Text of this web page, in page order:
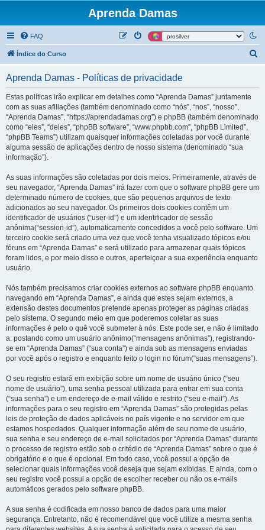
Aprenda Damas
FAQ
Índice do Curso
Aprenda Damas - Políticas de privacidade
Estas políticas irão explicar em detalhes como “Aprenda Damas” juntamente
com as suas afiliações (também denominado como “nós”, “nos”, “nosso”,
“Aprenda Damas”, “https://aprendadamas.org”) e phpBB (também denominado
como “eles”, “deles”, “phpBB software”, “www.phpbb.com”, “phpBB Limited”,
“phpBB Teams”) utilizam quaisquer informações coletadas por você durante
alguma sessão de aplicações dentro de nosso sistema (denominado “sua
informação”).
As suas informações são coletadas por dois meios. Primeiramente, através de
seu navegador, “Aprenda Damas” irá fazer com que o software phpBB gere um
determinado número de cookies, que são pequenos arquivos de texto
adicionados ao seu navegador. Os primeiros dois cookies contêm um
identificador de usuários (“user-id”) e um identificador de sessão
anônima(“session-id”), automaticamente concedidos a você pelo software. Um
terceiro cookie será criado uma vez que você tenha visualizado tópicos e/ou
fóruns em “Aprenda Damas” e será utilizado para armazenar quais tópicos
foram lidos, e por meio disso e outros, aperfeiçoar a sua experiência enquanto
usuário.
Nós também precisamos criar cookies externos ao software phpBB enquanto
navegando em “Aprenda Damas”, e ainda que estes sejam externos, a
extensão destes documentos pretende apenas proteger as páginas criadas
pelo sistema. O segundo meio em que poderemos coletar as suas
informações é pelo o quê você submeter à nós. Este pode ser, e não é limitado
a: postando como um usuário anônimo(“mensagens anônimas”), registrando-
se em “Aprenda Damas” (“sua conta”) e ainda sob as mensagens enviadas
por você após o registro e enquanto feito o login no fórum(“suas mensagens”).
O seu registro estará em exibição sobre um nome de usuário único (“seu
nome de usuário”), uma senha pessoal utilizada para entrar em sua conta
(“sua senha”) e um endereço de e-mail válido e restrito (“seu e-mail”). As
informações para o seu registro em “Aprenda Damas” são protegidas pelas
leis de proteção de dados aplicáveis no país vigente e no servidor em que
estamos hospedados. Qualquer informação além de seu nome de usuário,
sua senha e seu endereço de e-mail solicitados por “Aprenda Damas” durante
o processo de registro estão sob o critédio de “Aprenda Damas” sobre o que é
obrigatório e o que é opcional. Em todo caso, você possui a opção de
selecionar quais informações você deseja que sejam exibidas. E ainda, com o
seu registro você possui a opção de escolher receber ou não os e-mails
automáticos gerados pelo software phpBB.
A sua senha é codificada em nosso banco de dados para uma maior
segurança. Entretanto, não é recomendável que você utilize a mesma senha